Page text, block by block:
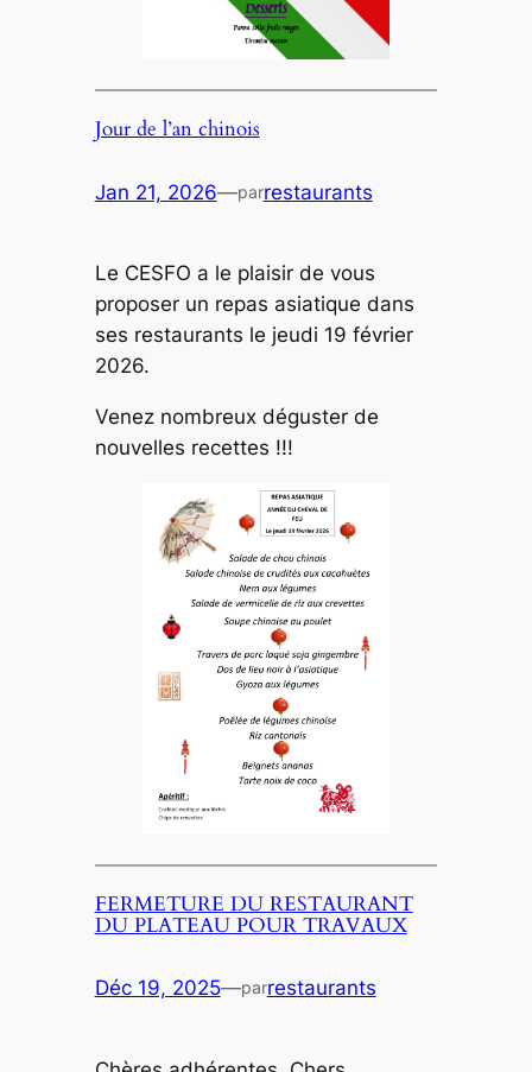
Jour de l’an chinois
Jan 21, 2026—parrestaurants
Le CESFO a le plaisir de vous
proposer un repas asiatique dans
ses restaurants le jeudi 19 février
2026.
Venez nombreux déguster de
nouvelles recettes !!!
FERMETURE DU RESTAURANT
DU PLATEAU POUR TRAVAUX
Déc 19, 2025—parrestaurants